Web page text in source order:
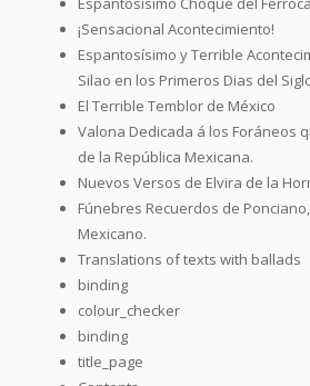
¡Sensacional Acontecimiento!
Espantosísimo y Terrible
Silao en los Primeros Dias del
El Terrible Temblor de México
Valona Dedicada á los Foráneos
de la República Mexicana.
Nuevos Versos de Elvira de la
Fúnebres Recuerdos de
Mexicano.
Translations of texts with ballads
binding
colour_checker
binding
title_page